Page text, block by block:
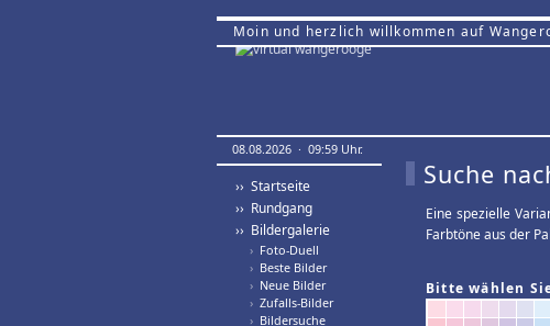
Moin und herzlich willkommen auf
08.08.2026 · 09:59 Uhr.
›› Startseite
›› Rundgang
›› Bildergalerie
› Foto-Duell
› Beste Bilder
› Neue Bilder
› Zufalls-Bilder
› Bildersuche
Suche
Eine spezielle
Farbtöne aus der
Bitte wählen